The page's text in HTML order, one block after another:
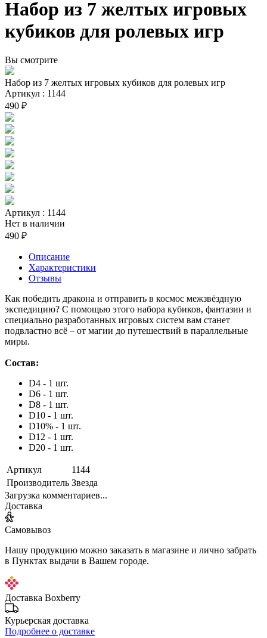
Набор из 7 желтых игровых
кубиков для ролевых игр
Вы смотрите
Набор из 7 желтых игровых кубиков для ролевых игр
Артикул : 1144
490 ₽
Артикул : 1144
Нет в наличии
490 ₽
Описание
Характеристики
Отзывы
Как победить дракона и отправить в космос межзвёздную
экспедицию? С помощью этого набора кубиков, фантазии и
специально разработанных игровых систем вам станет
подвластно всё – от магии до путешествий в параллельные
миры.
Состав:
D4 - 1 шт.
D6 - 1 шт.
D8 - 1 шт.
D10 - 1 шт.
D10% - 1 шт.
D12 - 1 шт.
D20 - 1 шт.
Артикул
1144
Производитель Звезда
Загрузка комментариев...
Доставка
Самовывоз
Нашу продукцию можно заказать в магазине и лично забрать
в Пунктах выдачи в Вашем городе.
Доставка Boxberry
Курьерская доставка
Подробнее о доставке